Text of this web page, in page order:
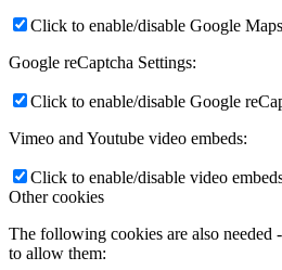
Click to enable/disable Google
Google reCaptcha Settings:
Click to enable/disable Google
Vimeo and Youtube video embeds:
Click to enable/disable video
Other cookies
The following cookies are also needed
to allow them: